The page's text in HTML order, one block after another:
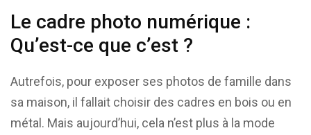
Le cadre photo numérique :
Qu’est-ce que c’est ?
Autrefois, pour exposer ses photos de famille dans
sa maison, il fallait choisir des cadres en bois ou en
métal. Mais aujourd’hui, cela n’est plus à la mode